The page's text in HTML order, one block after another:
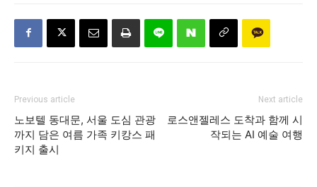
Previous article
노보텔 동대문, 서울 도심 관광
까지 담은 여름 가족 키캉스 패
키지 출시
Next article
로스앤젤레스 도착과 함께 시
작되는 AI 예술 여행